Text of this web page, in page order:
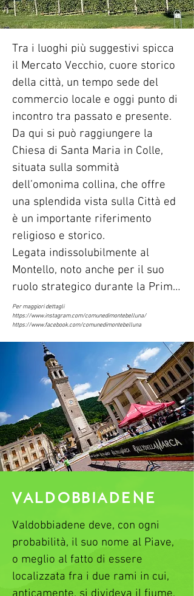
Tra i luoghi più suggestivi spicca
il Mercato Vecchio, cuore storico
della città, un tempo sede del
commercio locale e oggi punto di
incontro tra passato e presente.
Da qui si può raggiungere la
Chiesa di Santa Maria in Colle,
situata sulla sommità
dell’omonima collina, che offre
una splendida vista sulla Città ed
è un importante riferimento
religioso e storico.
Legata indissolubilmente al
Montello, noto anche per il suo
ruolo strategico durante la Prima
Guerra Mondiale, Montebelluna
rappresenta un perfetto equilibrio
tra innovazione industriale e
qualità della vita, con un territorio
che offre opportunità di svago,
cultura ed enogastronomia,
rendendola una meta ideale per
scoprire il cuore autentico del
Veneto
Per maggiori dettagli
https://www.instagram.com/comunedimontebelluna/
https://www.facebook.com/comunedimontebelluna
Valdobbiadene
Valdobbiadene deve, con ogni
probabilità, il suo nome al Piave,
o meglio al fatto di essere
localizzata fra i due rami in cui,